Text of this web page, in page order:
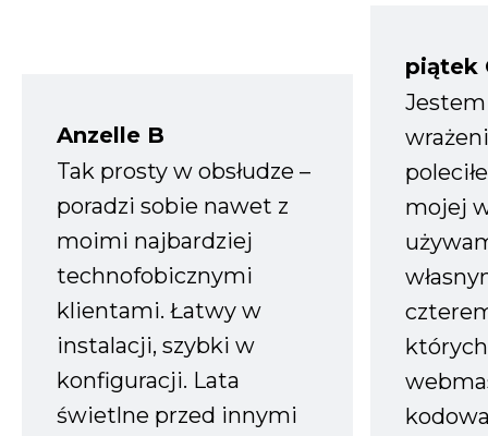
Anzelle B
Tak prosty w obsłudze –
poradzi sobie nawet z
moimi najbardziej
technofobicznymi
klientami. Łatwy w
instalacji, szybki w
konfiguracji. Lata
świetlne przed innymi
piątek
mojej